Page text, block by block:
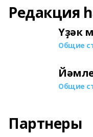
Редакция
Үҙәк
Общие
Общие
Партнеры